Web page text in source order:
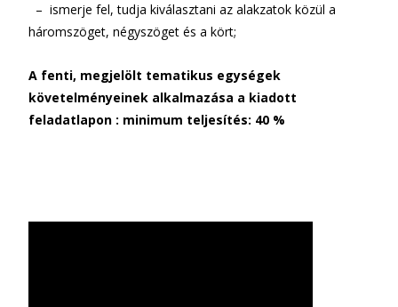
– ismerje fel, tudja kiválasztani az alakzatok közül a
háromszöget, négyszöget és a kört;
A fenti, megjelölt tematikus egységek
követelményeinek alkalmazása a kiadott
feladatlapon : minimum teljesítés: 40 %